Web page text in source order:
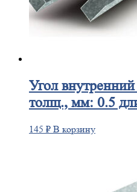
Угол
толщ., мм: 0.5
145 ₽ В корзину